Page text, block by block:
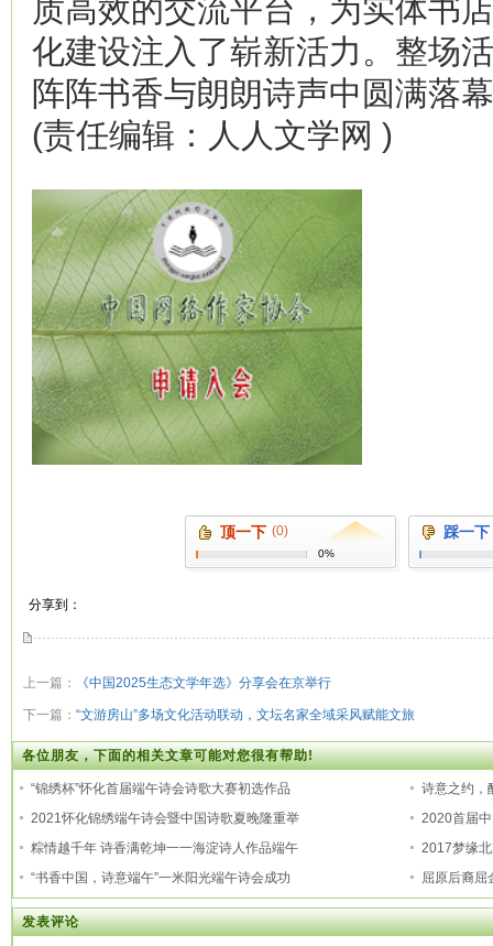
质高效的交流平台，为实体书
化建设注入了崭新活力。整场
阵阵书香与朗朗诗声中圆满落
(责任编辑：人人文学网 )
顶一下 (0)
0%
踩一下
分享到：
上一篇： 《中国2025生态文学年选》分享会在京举行
下一篇： “文游房山”多场文化活动联动，文坛名家全域采风赋能文旅
各位朋友，下面的相关文章可能对您很有帮助!
“锦绣杯”怀化首届端午诗会诗歌大赛初选作品
诗意之约
2021怀化锦绣端午诗会暨中国诗歌夏晚隆重举
2020首届中
粽情越千年 诗香满乾坤一一海淀诗人作品端午
2017梦缘
“书香中国，诗意端午”一米阳光端午诗会成功
屈原后裔屈
发表评论